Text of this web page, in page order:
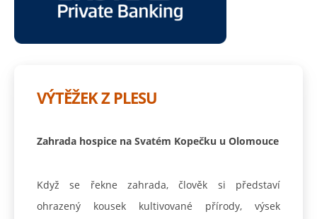
VÝTĚŽEK Z PLESU
Zahrada hospice na Svatém Kopečku u Olomouce
Když se řekne zahrada, člověk si představí
ohrazený kousek kultivované přírody, výsek